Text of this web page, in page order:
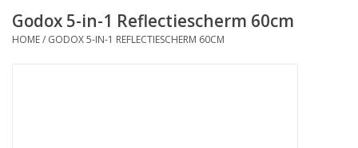
PROMO
Godox 5-in-1 Reflectiescherm 60cm
HOME/ GODOX 5-IN-1 REFLECTIESCHERM 60CM